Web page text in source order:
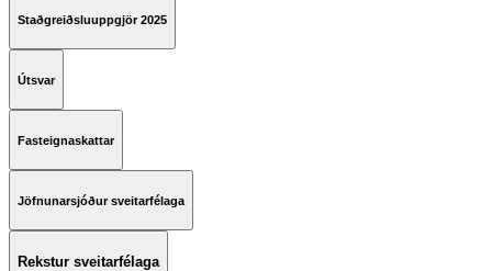
Staðgreiðsluuppgjör 2025
Útsvar
Fasteignaskattar
Jöfnunarsjóður sveitarfélaga
Rekst­ur sveit­ar­fé­laga